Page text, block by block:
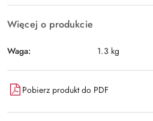
Więcej o produkcie
Waga: 1.3 kg
Pobierz produkt do PDF